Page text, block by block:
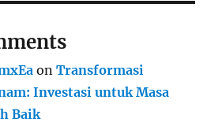
onTransformasi
Investasi untuk Masa
Baik